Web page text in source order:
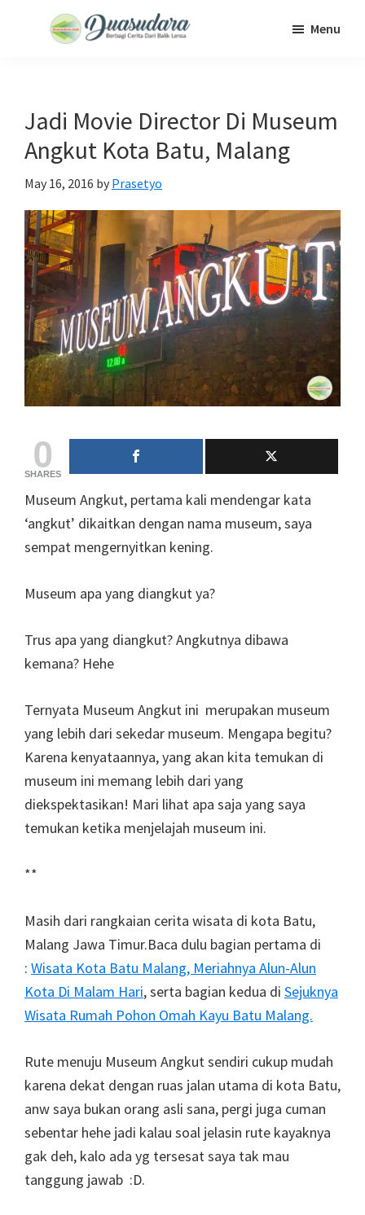
Balik
Lensa
Menu
Jadi Movie Director Di Museum
Angkut Kota Batu, Malang
May 16, 2016 by Prasetyo
0
SHARES
Museum Angkut, pertama kali mendengar kata
‘angkut’ dikaitkan dengan nama museum, saya
sempat mengernyitkan kening.
Museum apa yang diangkut ya?
Trus apa yang diangkut? Angkutnya dibawa
kemana? Hehe
Ternyata Museum Angkut ini merupakan museum
yang lebih dari sekedar museum. Mengapa begitu?
Karena kenyataannya, yang akan kita temukan di
museum ini memang lebih dari yang
diekspektasikan! Mari lihat apa saja yang saya
temukan ketika menjelajah museum ini.
**
Masih dari rangkaian cerita wisata di kota Batu,
Malang Jawa Timur.Baca dulu bagian pertama di
: Wisata Kota Batu Malang, Meriahnya Alun-Alun
Kota Di Malam Hari, serta bagian kedua di Sejuknya
Wisata Rumah Pohon Omah Kayu Batu Malang.
Rute menuju Museum Angkut sendiri cukup mudah
karena dekat dengan ruas jalan utama di kota Batu,
anw saya bukan orang asli sana, pergi juga cuman
sebentar hehe jadi kalau soal jelasin rute kayaknya
gak deh, kalo ada yg tersesat saya tak mau
tanggung jawab :D.